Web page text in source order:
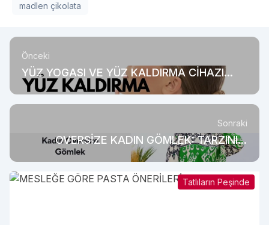
madlen çikolata
Önceki
YÜZ YOGASI VE YÜZ KALDIRMA CİHAZI
ARASINDAKİ FARK
Sonraki
OVERSİZE KADIN GÖMLEK: TARZINIZI
KONUŞTURUN
Tatlıların Peşinde